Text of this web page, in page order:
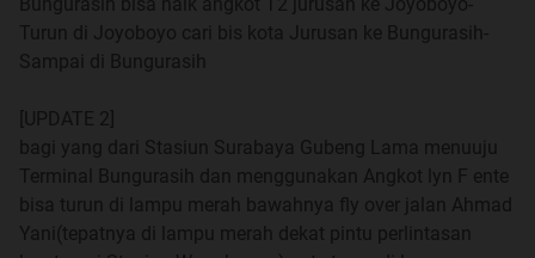
Turun di Joyoboyo cari bis kota Jurusan ke Bungurasih-
Sampai di Bungurasih
[UPDATE 2]
bagi yang dari Stasiun Surabaya Gubeng Lama menuuju
Terminal Bungurasih dan menggunakan Angkot lyn F ente
bisa turun di lampu merah bawahnya fly over jalan Ahmad
Yani(tepatnya di lampu merah dekat pintu perlintasan